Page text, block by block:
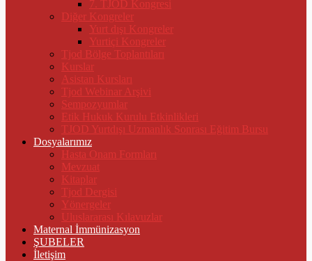
7. TJOD Kongresi
Diğer Kongreler
Yurt dışı Kongreler
Yurtiçi Kongreler
Tjod Bölge Toplantıları
Kurslar
Asistan Kursları
Tjod Webinar Arşivi
Sempozyumlar
Etik Hukuk Kurulu Etkinlikleri
TJOD Yurtdışı Uzmanlık Sonrası Eğitim Bursu
Dosyalarımız
Hasta Onam Formları
Mevzuat
Kitaplar
Tjod Dergisi
Yönergeler
Uluslararası Kılavuzlar
Maternal İmmünizasyon
ŞUBELER
İletişim